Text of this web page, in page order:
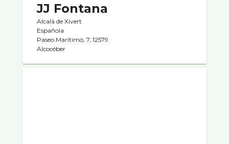
JJ Fontana
Alcalà de Xivert
Española
Paseo Marítimo, 7, 12579
Alcocéber